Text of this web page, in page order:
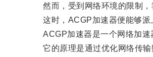
然而，受到网络环境的限制，
这时，ACGP加速器便能够派
ACGP加速器是一个网络加速
它的原理是通过优化网络传输